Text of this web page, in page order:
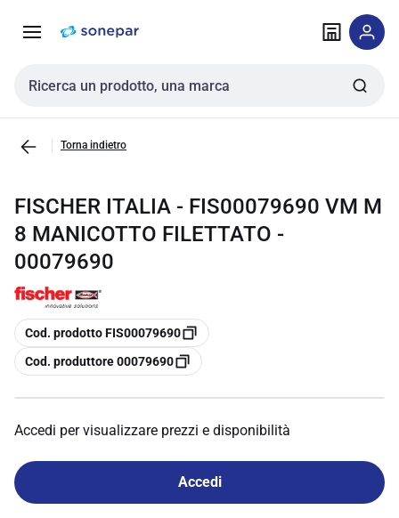
navigazione alla
Cerca input
Torna indietro
FISCHER ITALIA - FIS00079690 VM M
8 MANICOTTO FILETTATO -
00079690
copia
Cod. prodotto FIS00079690
copia
Cod. produttore 00079690
Accedi per visualizzare prezzi e disponibilità
Accedi